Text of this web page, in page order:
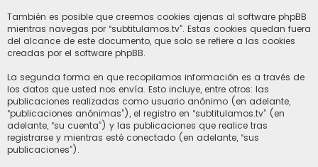
También es posible que creemos cookies ajenas al software phpBB
mientras navegas por “subtitulamos.tv”. Estas cookies quedan fuera
del alcance de este documento, que solo se refiere a las cookies
creadas por el software phpBB.
La segunda forma en que recopilamos información es a través de
los datos que usted nos envía. Esto incluye, entre otros: las
publicaciones realizadas como usuario anónimo (en adelante,
“publicaciones anónimas”), el registro en “subtitulamos.tv” (en
adelante, “su cuenta”) y las publicaciones que realice tras
registrarse y mientras esté conectado (en adelante, “sus
publicaciones”).